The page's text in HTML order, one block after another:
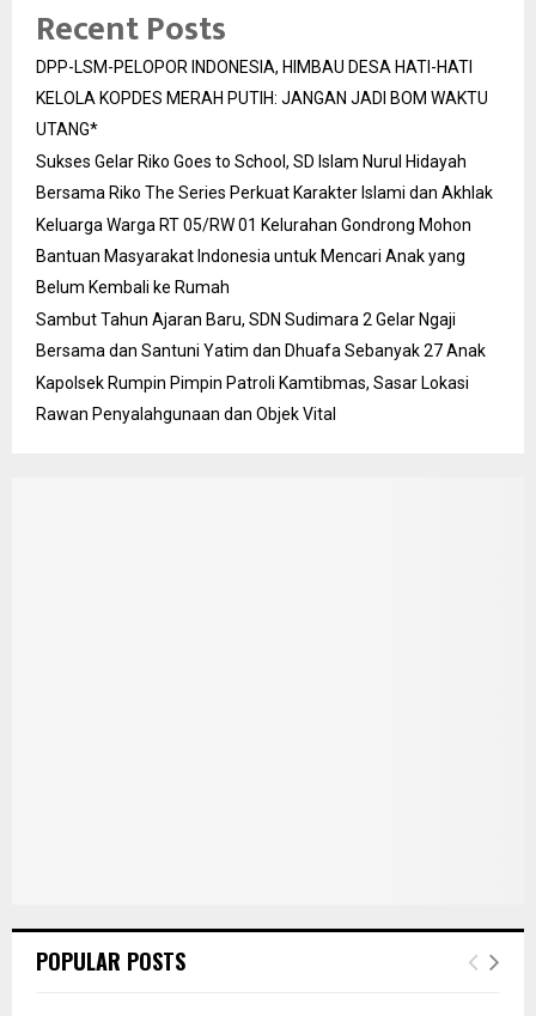
Recent Posts
DPP-LSM-PELOPOR INDONESIA, HIMBAU DESA HATI-HATI
KELOLA KOPDES MERAH PUTIH: JANGAN JADI BOM WAKTU
UTANG*
Sukses Gelar Riko Goes to School, SD Islam Nurul Hidayah
Bersama Riko The Series Perkuat Karakter Islami dan Akhlak
Keluarga Warga RT 05/RW 01 Kelurahan Gondrong Mohon
Bantuan Masyarakat Indonesia untuk Mencari Anak yang
Belum Kembali ke Rumah
Sambut Tahun Ajaran Baru, SDN Sudimara 2 Gelar Ngaji
Bersama dan Santuni Yatim dan Dhuafa Sebanyak 27 Anak
Kapolsek Rumpin Pimpin Patroli Kamtibmas, Sasar Lokasi
Rawan Penyalahgunaan dan Objek Vital
POPULAR POSTS